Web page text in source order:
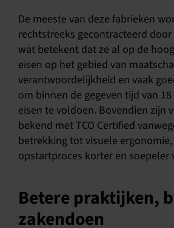
De meeste van deze fabrieken
rechtstreeks gecontracteerd
wat betekent dat ze al op de
eisen op het gebied van
verantwoordelijkheid en vaak
om binnen de gegeven tijd van
eisen te voldoen. Bovendien zijn
bekend met TCO Certified
betrekking tot visuele
opstartproces korter en soepeler
Betere praktijken,
zakendoen